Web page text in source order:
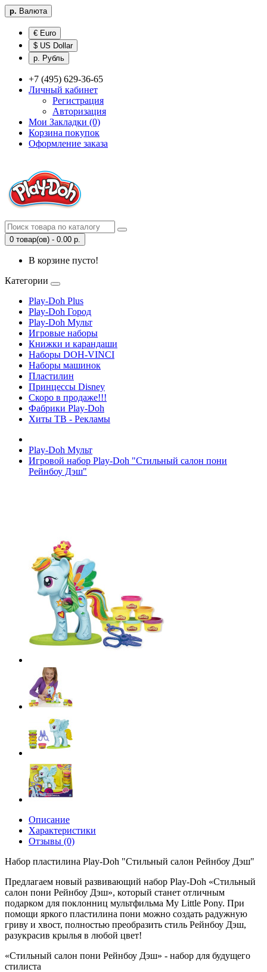
р. Валюта
€ Euro
$ US Dollar
р. Рубль
+7 (495) 629-36-65
Личный кабинет
Регистрация
Авторизация
Мои Закладки (0)
Корзина покупок
Оформление заказа
0 товар(ов) - 0.00 р.
В корзине пусто!
Категории
Play-Doh Plus
Play-Doh Город
Play-Doh Мульт
Игровые наборы
Книжки и карандаши
Наборы DOH-VINCI
Наборы машинок
Пластилин
Принцессы Disney
Скоро в продаже!!!
Фабрики Play-Doh
Хиты ТВ - Рекламы
Play-Doh Мульт
Игровой набор Play-Doh "Стильный салон пони
Рейнбоу Дэш"
Описание
Характеристики
Отзывы (0)
Набор пластилина Play-Doh "Стильный салон Рейнбоу Дэш"
Предлагаем новый развивающий набор Play-Doh «Стильный
салон пони Рейнбоу Дэш», который станет отличным
подарком для поклонниц мультфильма My Little Pony. При
помощи яркого пластилина пони можно создать радужную
гриву и хвост, полностью преобразить стиль Рейнбоу Дэш,
разукрасив крылья в любой цвет!
«Стильный салон пони Рейнбоу Дэш» - набор для будущего
стилиста